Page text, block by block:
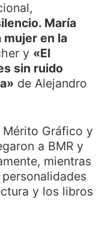
María
mujer en la
y «El
sin ruido
de Alejandro
Gráfico y
a BMR y
mientras
y los libros